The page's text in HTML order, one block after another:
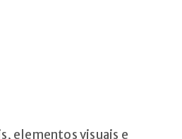
elementos visuais e